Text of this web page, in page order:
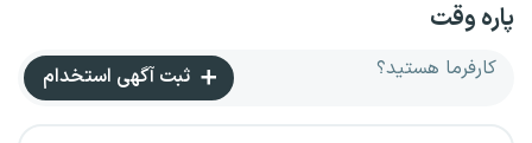
پاره وقت
کارفرما هستید؟ ثبت آگهی استخدام